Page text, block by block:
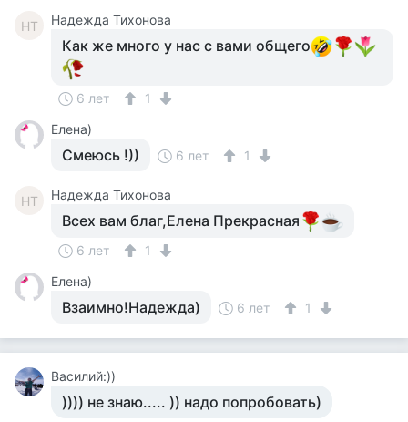
НТ Надежда Тихонова
Как же много у нас с вами общего
6 лет
1
Елена)
Смеюсь !)) 6 лет 1
НТ Надежда Тихонова
Всех вам благ,Елена Прекрасная
6 лет
1
Елена)
Взаимно!Надежда) 6 лет 1
Василий:))
)))) не знаю..... )) надо попробовать)